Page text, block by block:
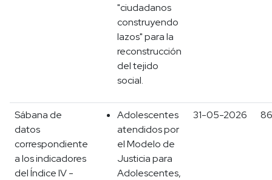
"ciudadanos
construyendo
lazos" para la
reconstrucción
del tejido
social.
Sábana de
datos
correspondiente
a los indicadores
del Índice IV -
Adolescentes
atendidos por
el Modelo de
Justicia para
Adolescentes,
31-05-2026 86